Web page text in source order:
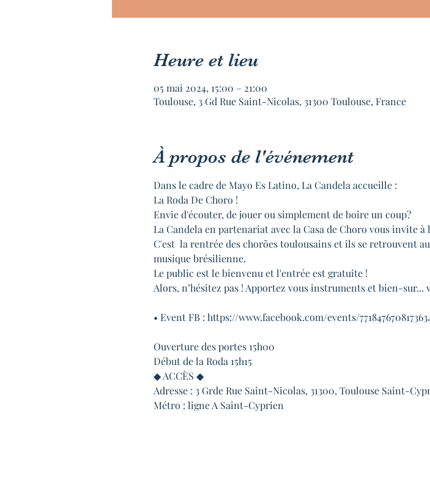
Heure et lieu
05 mai 2024, 15:00 – 21:00
Toulouse, 3 Gd Rue Saint-Nicolas, 31300 Toulouse, France
À propos de l'événement
Dans le cadre de Mayo Es Latino, La Candela accueille :
La Roda De Choro !
Envie d'écouter, de jouer ou simplement de boire un coup?
La Candela en partenariat avec la Casa de Choro vous invite à
C'est  la rentrée des chorões toulousains et ils se retrouvent
musique brésilienne.
Le public est le bienvenu et l'entrée est gratuite !
Alors, n’hésitez pas ! Apportez vous instruments et bien-sur...
• Event FB : https://www.facebook.com/events/
Ouverture des portes 15h00
Début de la Roda 15h15
◆ ACCÈS ◆
‌Adresse : 3 Grde Rue Saint-Nicolas, 31300, Toulouse Saint-
Métro : ligne A Saint-Cyprien